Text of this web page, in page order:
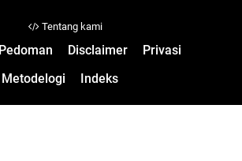
Tentang kami
Pedoman Disclaimer
Privasi
Metodelogi
Indeks